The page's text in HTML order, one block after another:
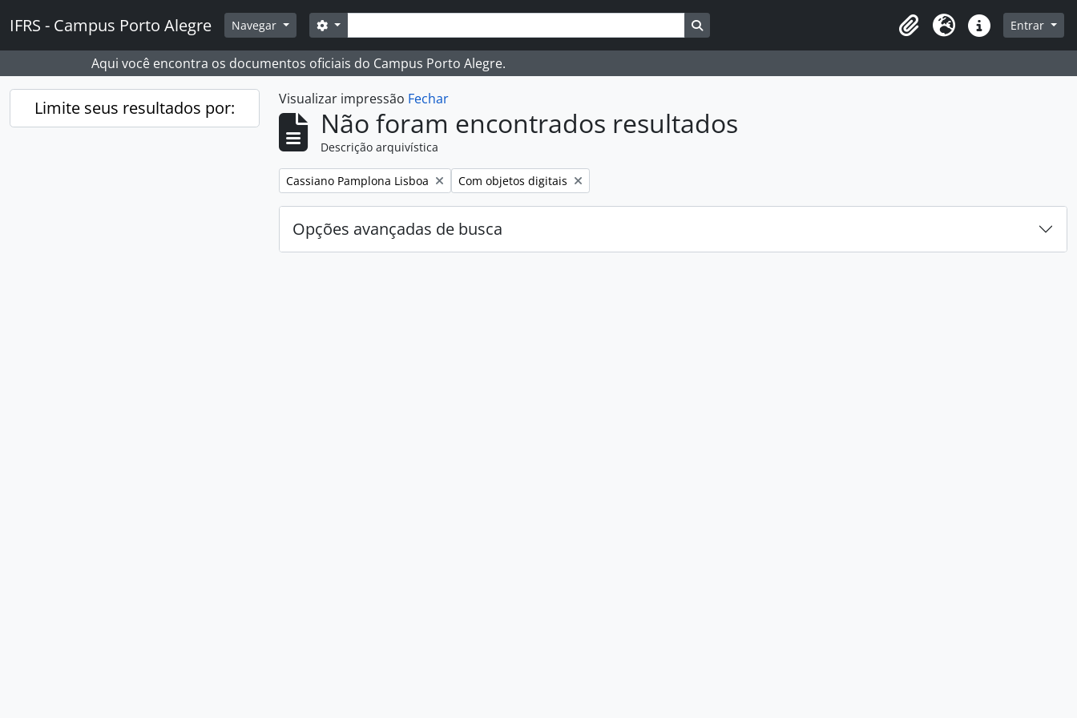
IFRS - Campus Porto Alegre Navegar Buscar
Opções de busca Busque na página de navegação
Idioma Atalhos Entrar
Aqui você encontra os documentos oficiais do Campus Porto Alegre.
Limite seus resultados por: Visualizar impressão Fechar
Não foram encontrados resultados
Descrição arquivística
Remover filtro:
Cassiano Pamplona Lisboa Remover filtro:
Com objetos digitais
Opções avançadas de busca